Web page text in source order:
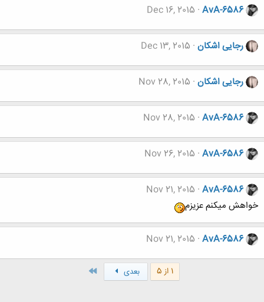
AvA-6586
Dec 16, 2015
رجایی اشکان Dec 13, 2015
رجایی اشکان Nov 28, 2015
AvA-6586
Nov 28, 2015
AvA-6586
Nov 26, 2015
AvA-6586
Nov 21, 2015
خواهش میکنم عزیزم
AvA-6586
Nov 21, 2015
1 از 5 بعدی